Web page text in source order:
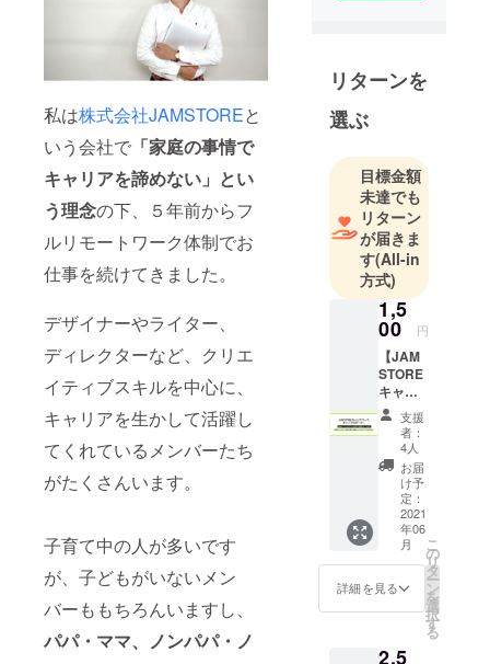
私は株式会社JAMSTOREと
いう会社で 「家庭の事情で
キャリアを諦めない」とい
う理念の下、５年前からフ
ルリモートワーク体制でお
仕事を続けてきました。
デザイナーやライター、
ディレクターなど、クリエ
イティブスキルを中心に、
キャリアを生かして活躍し
てくれているメンバーたち
がたくさんいます。
子育て中の人が多いです
が、子どもがいないメン
バーももちろんいますし、
パパ・ママ、ノンパパ・ノ
＜松本裕
美：プロ
フィール＞
JAMSTORE
代表取締
役、コピー
ライター、
クリエイ
ティブディ
レクター、
インタビュ
クリエイ
ターとして
「整理整
頓」を軸に
したクリエ
イティブ
ディレク
ション、及
びコピーラ
リターンを
選ぶ
目標金額
未達でも
リターン
が届きま
す(All-in
方式)
1,5
00 円
【JAM
STORE
キャリ
アベー
スキャ
ンプサ
ポー
ター】
以下の
体験
レッス
ンから1
つを選
べる招
待コー
ド付
待コー
支援
者：
4人
お届
け予
定：
2021
年06
月
詳細を見る
こ
の
リ
タ
ー
ン
を
選
択
す
る
2,5